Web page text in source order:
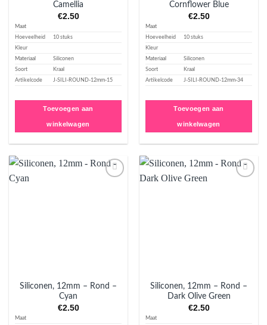
Camellia
€2.50
Maat
Hoeveelheid
10 stuks
Kleur
Materiaal
Siliconen
Soort
Kraal
Artikelcode
J-SILI-ROUND-12mm-15
Toevoegen aan
winkelwagen
Cornflower Blue
€2.50
Maat
Hoeveelheid
10 stuks
Kleur
Materiaal
Siliconen
Soort
Kraal
Artikelcode
J-SILI-ROUND-12mm-34
Toevoegen aan
winkelwagen
Siliconen, 12mm – Rond –
Cyan
€2.50
Maat
Siliconen, 12mm – Rond –
Dark Olive Green
€2.50
Maat